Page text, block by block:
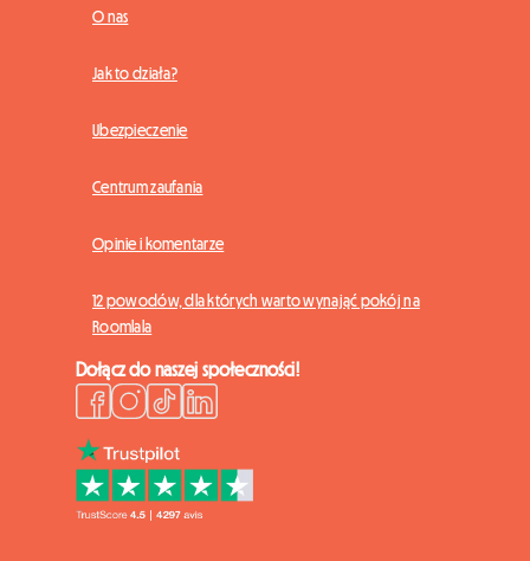
O nas
Jak to działa?
Ubezpieczenie
Centrum zaufania
Opinie i komentarze
12 powodów, dla których warto wynająć pokój na
Roomlala
Dołącz do naszej społeczności!